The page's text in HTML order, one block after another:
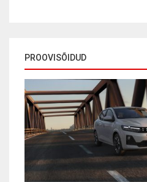
PROOVISÕIDUD